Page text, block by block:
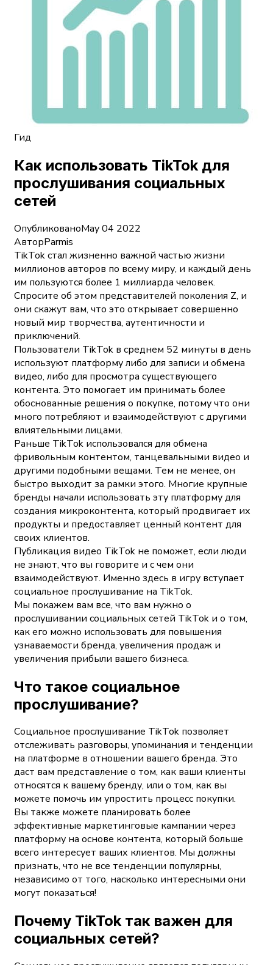
Гид
Как использовать TikTok для
прослушивания социальных
сетей
ОпубликованоMay 04 2022
АвторParmis
TikTok стал жизненно важной частью жизни
миллионов авторов по всему миру, и каждый день
им пользуются более 1 миллиарда человек.
Спросите об этом представителей поколения Z, и
они скажут вам, что это открывает совершенно
новый мир творчества, аутентичности и
приключений.
Пользователи TikTok в среднем 52 минуты в день
используют платформу либо для записи и обмена
видео, либо для просмотра существующего
контента. Это помогает им принимать более
обоснованные решения о покупке, потому что они
много потребляют и взаимодействуют с другими
влиятельными лицами.
Раньше TikTok использовался для обмена
фривольным контентом, танцевальными видео и
другими подобными вещами. Тем не менее, он
быстро выходит за рамки этого. Многие крупные
бренды начали использовать эту платформу для
создания микроконтента, который продвигает их
продукты и предоставляет ценный контент для
своих клиентов.
Публикация видео TikTok не поможет, если люди
не знают, что вы говорите и с чем они
взаимодействуют. Именно здесь в игру вступает
социальное прослушивание на TikTok.
Мы покажем вам все, что вам нужно о
прослушивании социальных сетей TikTok и о том,
как его можно использовать для повышения
узнаваемости бренда, увеличения продаж и
увеличения прибыли вашего бизнеса.
Что такое социальное
прослушивание?
Социальное прослушивание TikTok позволяет
отслеживать разговоры, упоминания и тенденции
на платформе в отношении вашего бренда. Это
даст вам представление о том, как ваши клиенты
относятся к вашему бренду, или о том, как вы
можете помочь им упростить процесс покупки.
Вы также можете планировать более
эффективные маркетинговые кампании через
платформу на основе контента, который больше
всего интересует ваших клиентов. Мы должны
признать, что не все тенденции популярны,
независимо от того, насколько интересными они
могут показаться!
Почему TikTok так важен для
социальных сетей?